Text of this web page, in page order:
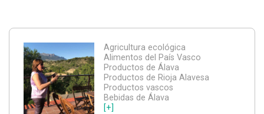
Agricultura ecológica
Alimentos del País Vasco
Productos de Álava
Productos de Rioja Alavesa
Productos vascos
Bebidas de Álava
[+]